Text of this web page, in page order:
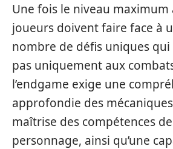
Une fois le niveau
joueurs doivent faire face à
nombre de défis uniques
pas uniquement aux
l’endgame exige une
approfondie des
maîtrise des compétences
personnage, ainsi qu’une